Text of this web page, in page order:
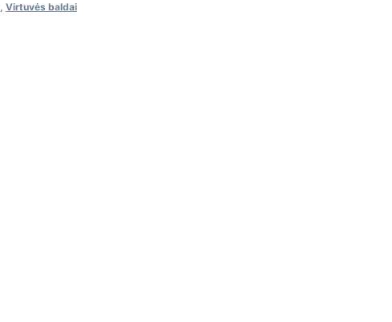
, Virtuvės baldai